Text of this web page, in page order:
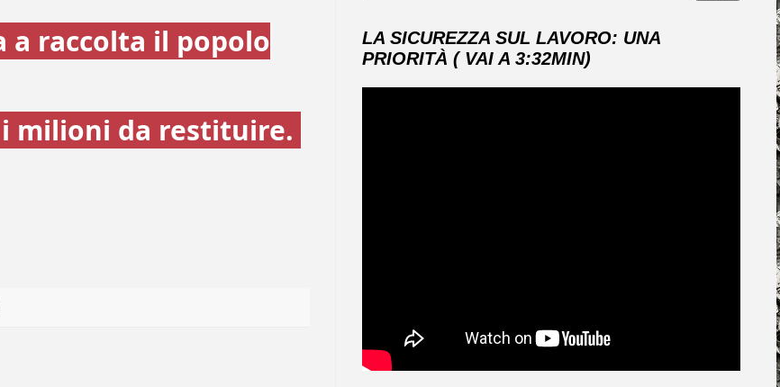
a raccolta il popolo
milioni da restituire.
LA SICUREZZA SUL LAVORO: UNA
PRIORITÀ ( VAI A 3:32MIN)